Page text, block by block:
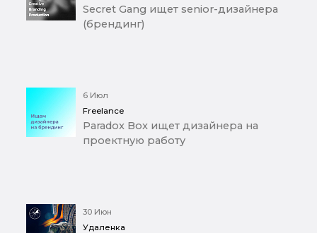
Secret Gang ищет senior-дизайнера
(брендинг)
6 Июл
Freelance
Paradox Box ищет дизайнера на
проектную работу
30 Июн
Удаленка